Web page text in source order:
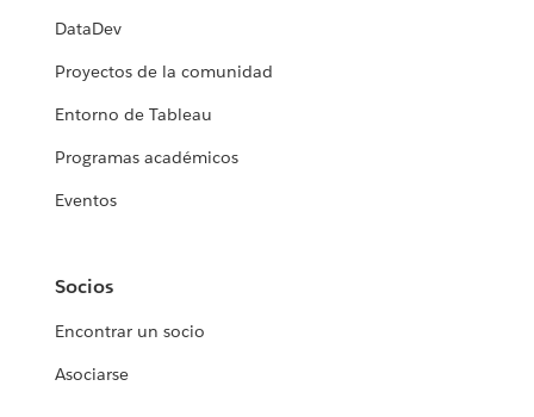
DataDev
Proyectos de la comunidad
Entorno de Tableau
Programas académicos
Eventos
Socios
Encontrar un socio
Asociarse